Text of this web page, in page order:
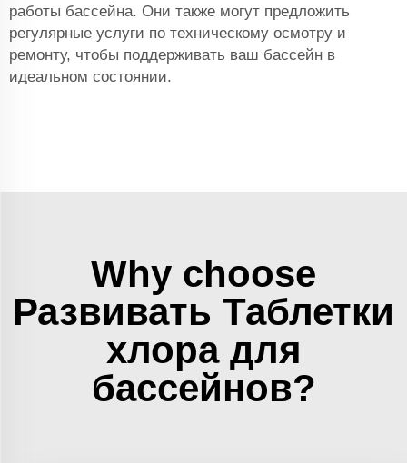
работы бассейна. Они также могут предложить
регулярные услуги по техническому осмотру и
ремонту, чтобы поддерживать ваш бассейн в
идеальном состоянии.
Why choose
Развивать Таблетки
хлора для
бассейнов?